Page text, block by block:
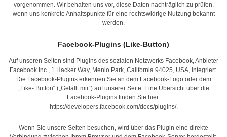
vorgenommen. Wir behalten uns vor, diese Daten nachträglich zu prüfen,
wenn uns konkrete Anhaltspunkte für eine rechtswidrige Nutzung bekannt
werden.
Facebook-Plugins (Like-Button)
Auf unseren Seiten sind Plugins des sozialen Netzwerks Facebook, Anbieter
Facebook Inc., 1 Hacker Way, Menlo Park, California 94025, USA, integriert.
Die Facebook-Plugins erkennen Sie an dem Facebook-Logo oder dem
„Like- Button“ („Gefällt mir“) auf unserer Seite. Eine Übersicht über die
Facebook-Plugins finden Sie hier:
https://developers.facebook.com/docs/plugins/.
Wenn Sie unsere Seiten besuchen, wird über das Plugin eine direkte